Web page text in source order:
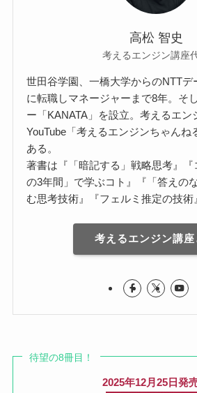
高松 智史
考えるエンジン講座
世田谷学園、一橋大学からのNTTデ
に転職しマネージャーまで8年。そ
ー「KANATA」を設立。考えるエン
YouTube「考えるエンジンちゃんね
ある。
著書は『「暗記する」戦略思考』『
の3年間」で学ぶコト』『「答えの
む思考技術』『フェルミ推定の技術
考えるエンジン講座
待望の8冊目！
2025年12月25日発